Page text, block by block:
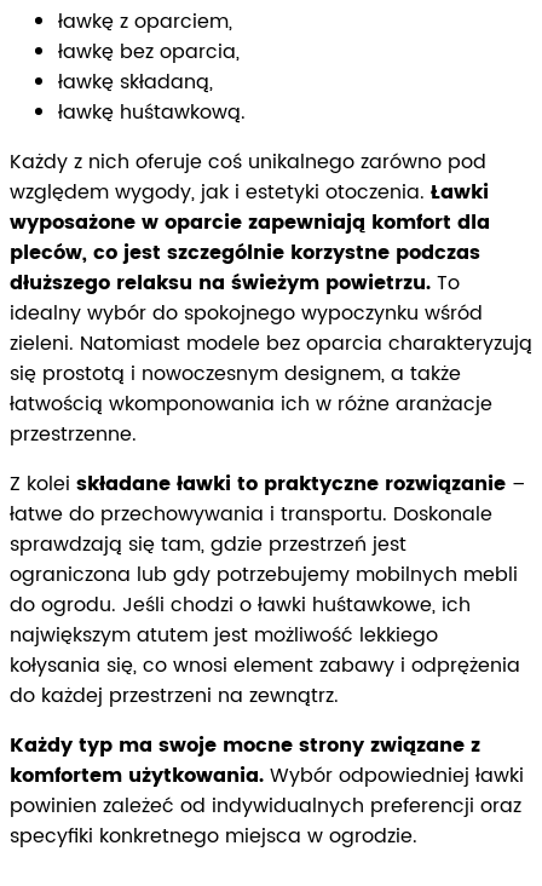
ławkę z oparciem,
ławkę bez oparcia,
ławkę składaną,
ławkę huśtawkową.
Każdy z nich oferuje coś unikalnego zarówno pod
względem wygody, jak i estetyki otoczenia. Ławki
wyposażone w oparcie zapewniają komfort dla
pleców, co jest szczególnie korzystne podczas
dłuższego relaksu na świeżym powietrzu.To
idealny wybór do spokojnego wypoczynku wśród
zieleni. Natomiast modele bez oparcia charakteryzują
się prostotą i nowoczesnym designem, a także
łatwością wkomponowania ich w różne aranżacje
przestrzenne.
Z kolei składane ławki to praktyczne rozwiązanie –
łatwe do przechowywania i transportu. Doskonale
sprawdzają się tam, gdzie przestrzeń jest
ograniczona lub gdy potrzebujemy mobilnych mebli
do ogrodu. Jeśli chodzi o ławki huśtawkowe, ich
największym atutem jest możliwość lekkiego
kołysania się, co wnosi element zabawy i odprężenia
do każdej przestrzeni na zewnątrz.
Każdy typ ma swoje mocne strony związane z
komfortem użytkowania.Wybór odpowiedniej ławki
powinien zależeć od indywidualnych preferencji oraz
specyfiki konkretnego miejsca w ogrodzie.